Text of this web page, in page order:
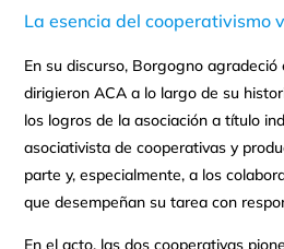
La esencia del cooperativismo
En su discurso, Borgogno
dirigieron ACA a lo largo de su
los logros de la asociación a título
asociativista de cooperativas y
parte y, especialmente, a los
que desempeñan su tarea con
En el acto, las dos cooperativas